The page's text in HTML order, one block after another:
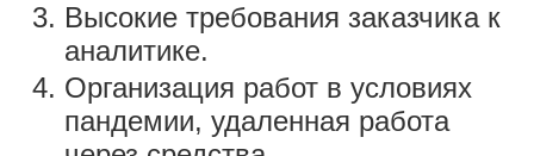
Высокие требования заказчика к
аналитике.
Организация работ в условиях
пандемии, удаленная работа